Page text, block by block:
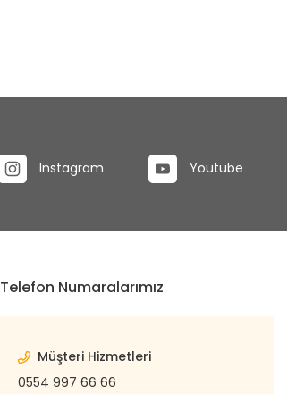
Instagram Youtube
Telefon Numaralarımız
Müşteri Hizmetleri
0554 997 66 66